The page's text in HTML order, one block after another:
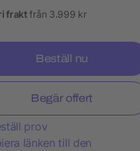
fraktfrån 3.999 kr
Beställ nu
Begär offert
prov
länken till den